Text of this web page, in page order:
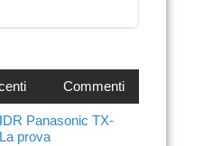
Commenti
Panasonic TX-
prova